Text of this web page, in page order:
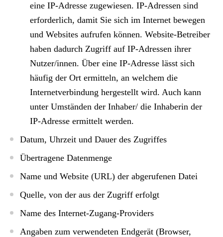
eine IP-Adresse zugewiesen. IP-Adressen sind
erforderlich, damit Sie sich im Internet bewegen
und Websites aufrufen können. Website-Betreiber
haben dadurch Zugriff auf IP-Adressen ihrer
Nutzer/innen. Über eine IP-Adresse lässt sich
häufig der Ort ermitteln, an welchem die
Internetverbindung hergestellt wird. Auch kann
unter Umständen der Inhaber/ die Inhaberin der
IP-Adresse ermittelt werden.
Datum, Uhrzeit und Dauer des Zugriffes
Übertragene Datenmenge
Name und Website (URL) der abgerufenen Datei
Quelle, von der aus der Zugriff erfolgt
Name des Internet-Zugang-Providers
Angaben zum verwendeten Endgerät (Browser,